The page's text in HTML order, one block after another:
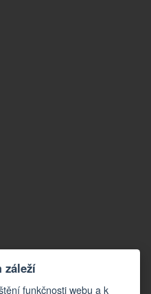
záleží
funkčnosti webu a k